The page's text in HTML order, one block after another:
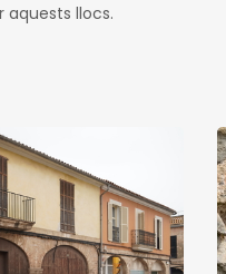
aquests llocs.